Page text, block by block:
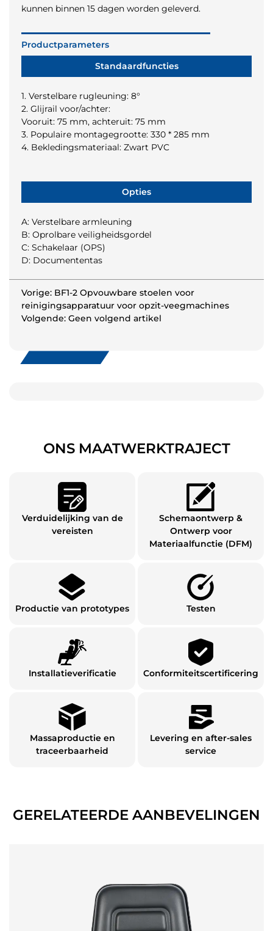
kunnen binnen 15 dagen worden geleverd.
Productparameters
Standaardfuncties
1. Verstelbare rugleuning: 8°
2. Glijrail voor/achter:
Vooruit: 75 mm, achteruit: 75 mm
3. Populaire montagegrootte: 330 * 285 mm
4. Bekledingsmateriaal: Zwart PVC
Opties
A: Verstelbare armleuning
B: Oprolbare veiligheidsgordel
C: Schakelaar (OPS)
D: Documententas
Vorige: BF1-2 Opvouwbare stoelen voor
reinigingsapparatuur voor opzit-veegmachines
Volgende: Geen volgend artikel
ONS MAATWERKTRAJECT
Verduidelijking van de
vereisten
Schemaontwerp &
Ontwerp voor
Materiaalfunctie (DFM)
Productie van prototypes Testen
Installatieverificatie Conformiteitscertificering
Massaproductie en
traceerbaarheid
Levering en after-sales
service
GERELATEERDE AANBEVELINGEN